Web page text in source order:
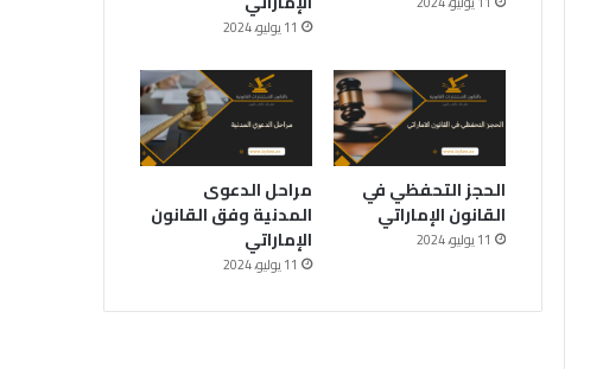
11 يوليو، 2024
الحجز التحفظي في
القانون الإماراتي
11 يوليو، 2024
مراحل الدعوى
المدنية وفق القانون
الإماراتي
11 يوليو، 2024